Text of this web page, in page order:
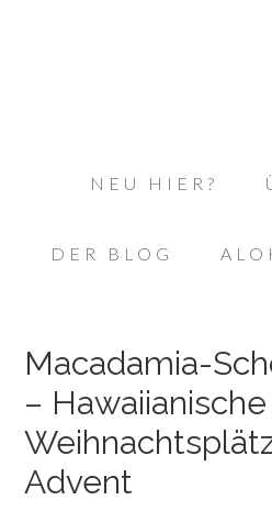
NEU HIER?
DER BLOG
Macadamia-
– Hawaiianische
Advent